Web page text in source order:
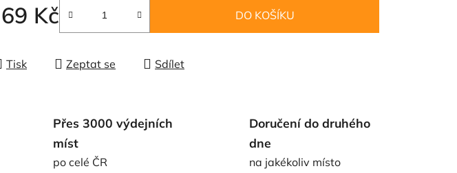
hvězdiček.
69 Kč
Měrná cena:
DO KOŠÍKU
Tisk Zeptat se Sdílet
Přes 3000 výdejních
míst
po celé ČR
Doručení do druhého
dne
na jakékoliv místo